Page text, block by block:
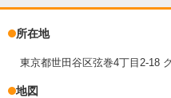
所在地
東京都世田谷区弦巻4丁目2-18
地図